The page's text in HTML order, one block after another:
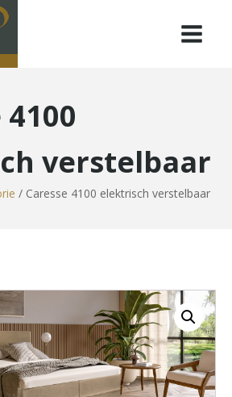
verstelbaar
/ Caresse 4100 elektrisch verstelbaar